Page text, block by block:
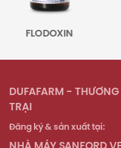
FLODOXIN
DUFAFARM -
TRẠI
Đăng ký & sản xuất tại: